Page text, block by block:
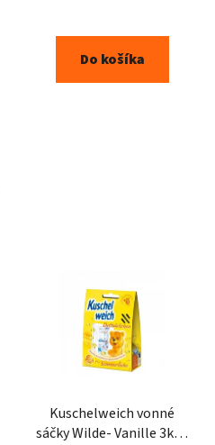
Do košíka
Kuschelweich vonné
sáčky Wilde- Vanille 3ks -